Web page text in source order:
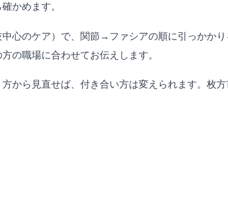
かめます。
心のケア）で、関節→ファシアの順に引っかか
の職場に合わせてお伝えします。
から見直せば、付き合い方は変えられます。枚